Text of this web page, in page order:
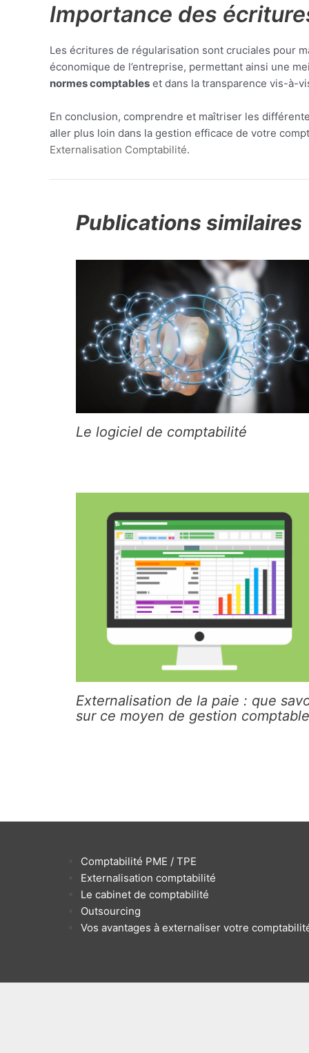
Importance des
Les écritures de régularisation sont cruciales pour
économique de l’entreprise, permettant ainsi une
normes comptables et dans la transparence vis-à-
En conclusion, comprendre et maîtriser les
aller plus loin dans la gestion efficace de votre
Externalisation Comptabilité.
Publications similaires
Le logiciel de comptabilité
Externalisation de la paie : que
sur ce moyen de gestion
Comptabilité PME / TPE
Externalisation comptabilité
Le cabinet de comptabilité
Outsourcing
Vos avantages à externaliser votre